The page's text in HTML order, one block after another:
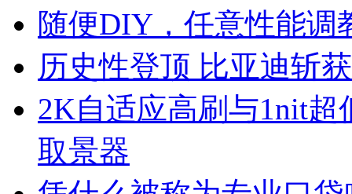
随便DIY，任意性能调
历史性登顶 比亚迪斩
2K自适应高刷与1nit超
取景器